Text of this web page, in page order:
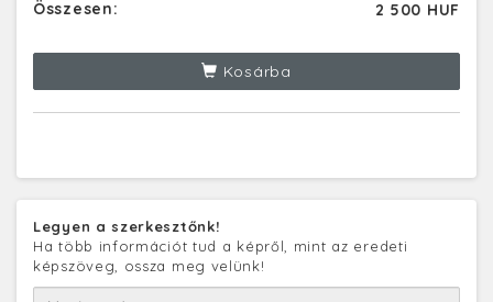
Összesen: 2 500 HUF
Kosárba
Legyen a szerkesztőnk!
Ha több információt tud a képről, mint az eredeti
képszöveg, ossza meg velünk!